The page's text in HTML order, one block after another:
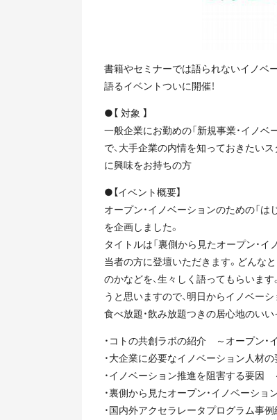
書籍やセミナーでは語られないイノベ
語るイベントついに開催！
●【 対象 】
一般企業にお勤めの「新規事業・イノ
で、大手企業の内情を知っておきた
に興味をお持ちの方
●【イベント概要】
オープン・イノベーションのための「は
を企画しました。
タイトルは「裏側から見たオープン・
当者の方に登壇いただきます。どんな
のかなどを、生々しく語ってもらいま
うと思いますので、明日からイノベー
食べ放題・飲み放題つきの居心地のいい
・コトの共創ラボの紹介 ～オープン・
・大企業に必要なイノベーション人材
・イノベーション推進を阻害する要因
・裏側から見たオープン・イノベーショ
・国内外アクセラレータプログラム事例